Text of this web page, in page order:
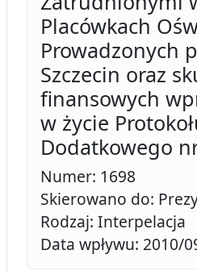
Placówkach
Prowadzonych
Szczecin oraz
finansowych
w życie
Dodatkowego
Numer: 1698
Skierowano do:
Rodzaj: Interpelacja
Data wpływu: 2010/